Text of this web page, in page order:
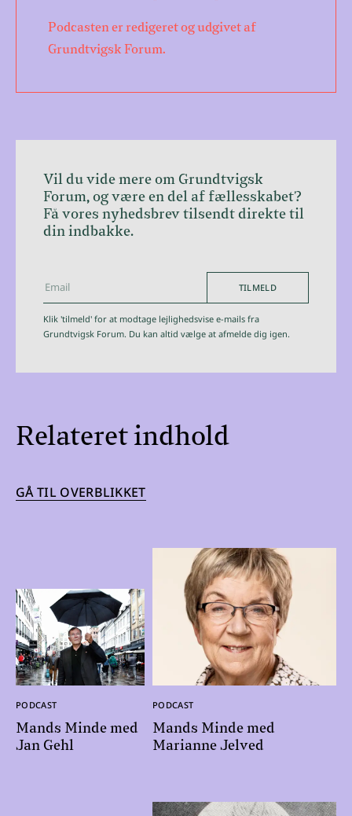
Podcasten er redigeret og udgivet af
Grundtvigsk Forum.
Vil du vide mere om Grundtvigsk
Forum, og være en del af fællesskabet?
Få vores nyhedsbrev tilsendt direkte til
din indbakke.
TILMELD
Klik 'tilmeld' for at modtage lejlighedsvise e-mails fra
Grundtvigsk Forum. Du kan altid vælge at afmelde dig igen.
hej@grundtvigskforum.dk
Relateret indhold
GÅ TIL OVERBLIKKET
PODCAST
Mands Minde med
Jan Gehl
PODCAST
Mands Minde med
Marianne Jelved